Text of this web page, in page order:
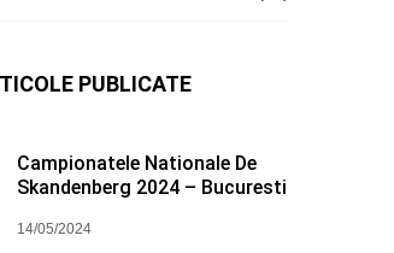
PUBLICATE
Campionatele Nationale De
Skandenberg 2024 – Bucuresti
14/05/2024